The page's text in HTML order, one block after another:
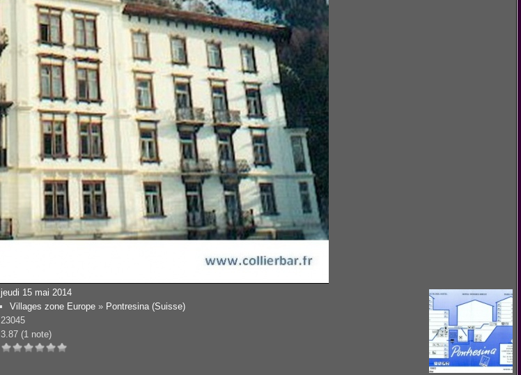
jeudi 15 mai 2014
Villages zone Europe» Pontresina (Suisse)
23045
3.87 (1 note)